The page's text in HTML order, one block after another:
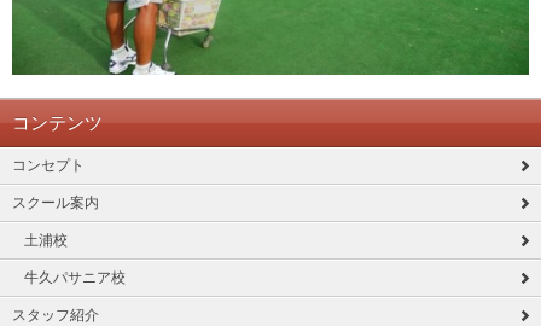
コンテンツ
コンセプト
スクール案内
土浦校
牛久パサニア校
スタッフ紹介